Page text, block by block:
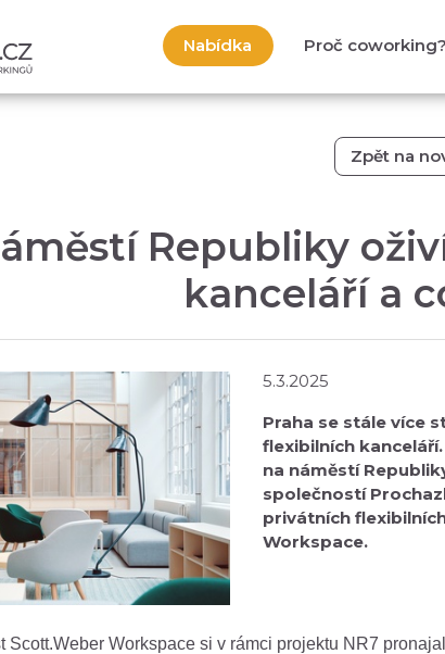
Nabídka Proč coworking?
Zpět na
Republiky
kanceláří a
5.3.2025
Praha se stále více
flexibilních
na náměstí
společností
privátních
Workspace.
Scott.Weber Workspace si v rámci projektu NR7